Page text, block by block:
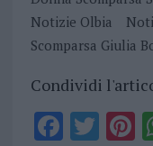
Notizie Olbia
Scomparsa Giulia
Condividi
F T